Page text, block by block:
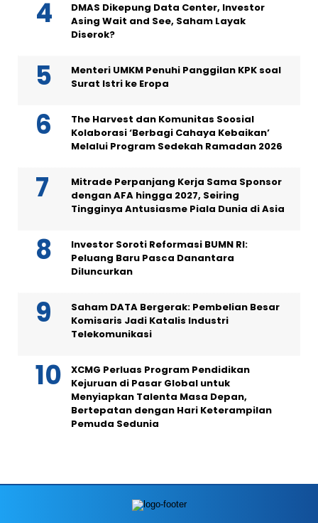
DMAS Dikepung Data Center, Investor
Asing Wait and See, Saham Layak
Diserok?
Menteri UMKM Penuhi Panggilan KPK soal
Surat Istri ke Eropa
The Harvest dan Komunitas Soosial
Kolaborasi ‘Berbagi Cahaya Kebaikan’
Melalui Program Sedekah Ramadan 2026
Mitrade Perpanjang Kerja Sama Sponsor
dengan AFA hingga 2027, Seiring
Tingginya Antusiasme Piala Dunia di Asia
Investor Soroti Reformasi BUMN RI:
Peluang Baru Pasca Danantara
Diluncurkan
Saham DATA Bergerak: Pembelian Besar
Komisaris Jadi Katalis Industri
Telekomunikasi
XCMG Perluas Program Pendidikan
Kejuruan di Pasar Global untuk
Menyiapkan Talenta Masa Depan,
Bertepatan dengan Hari Keterampilan
Pemuda Sedunia